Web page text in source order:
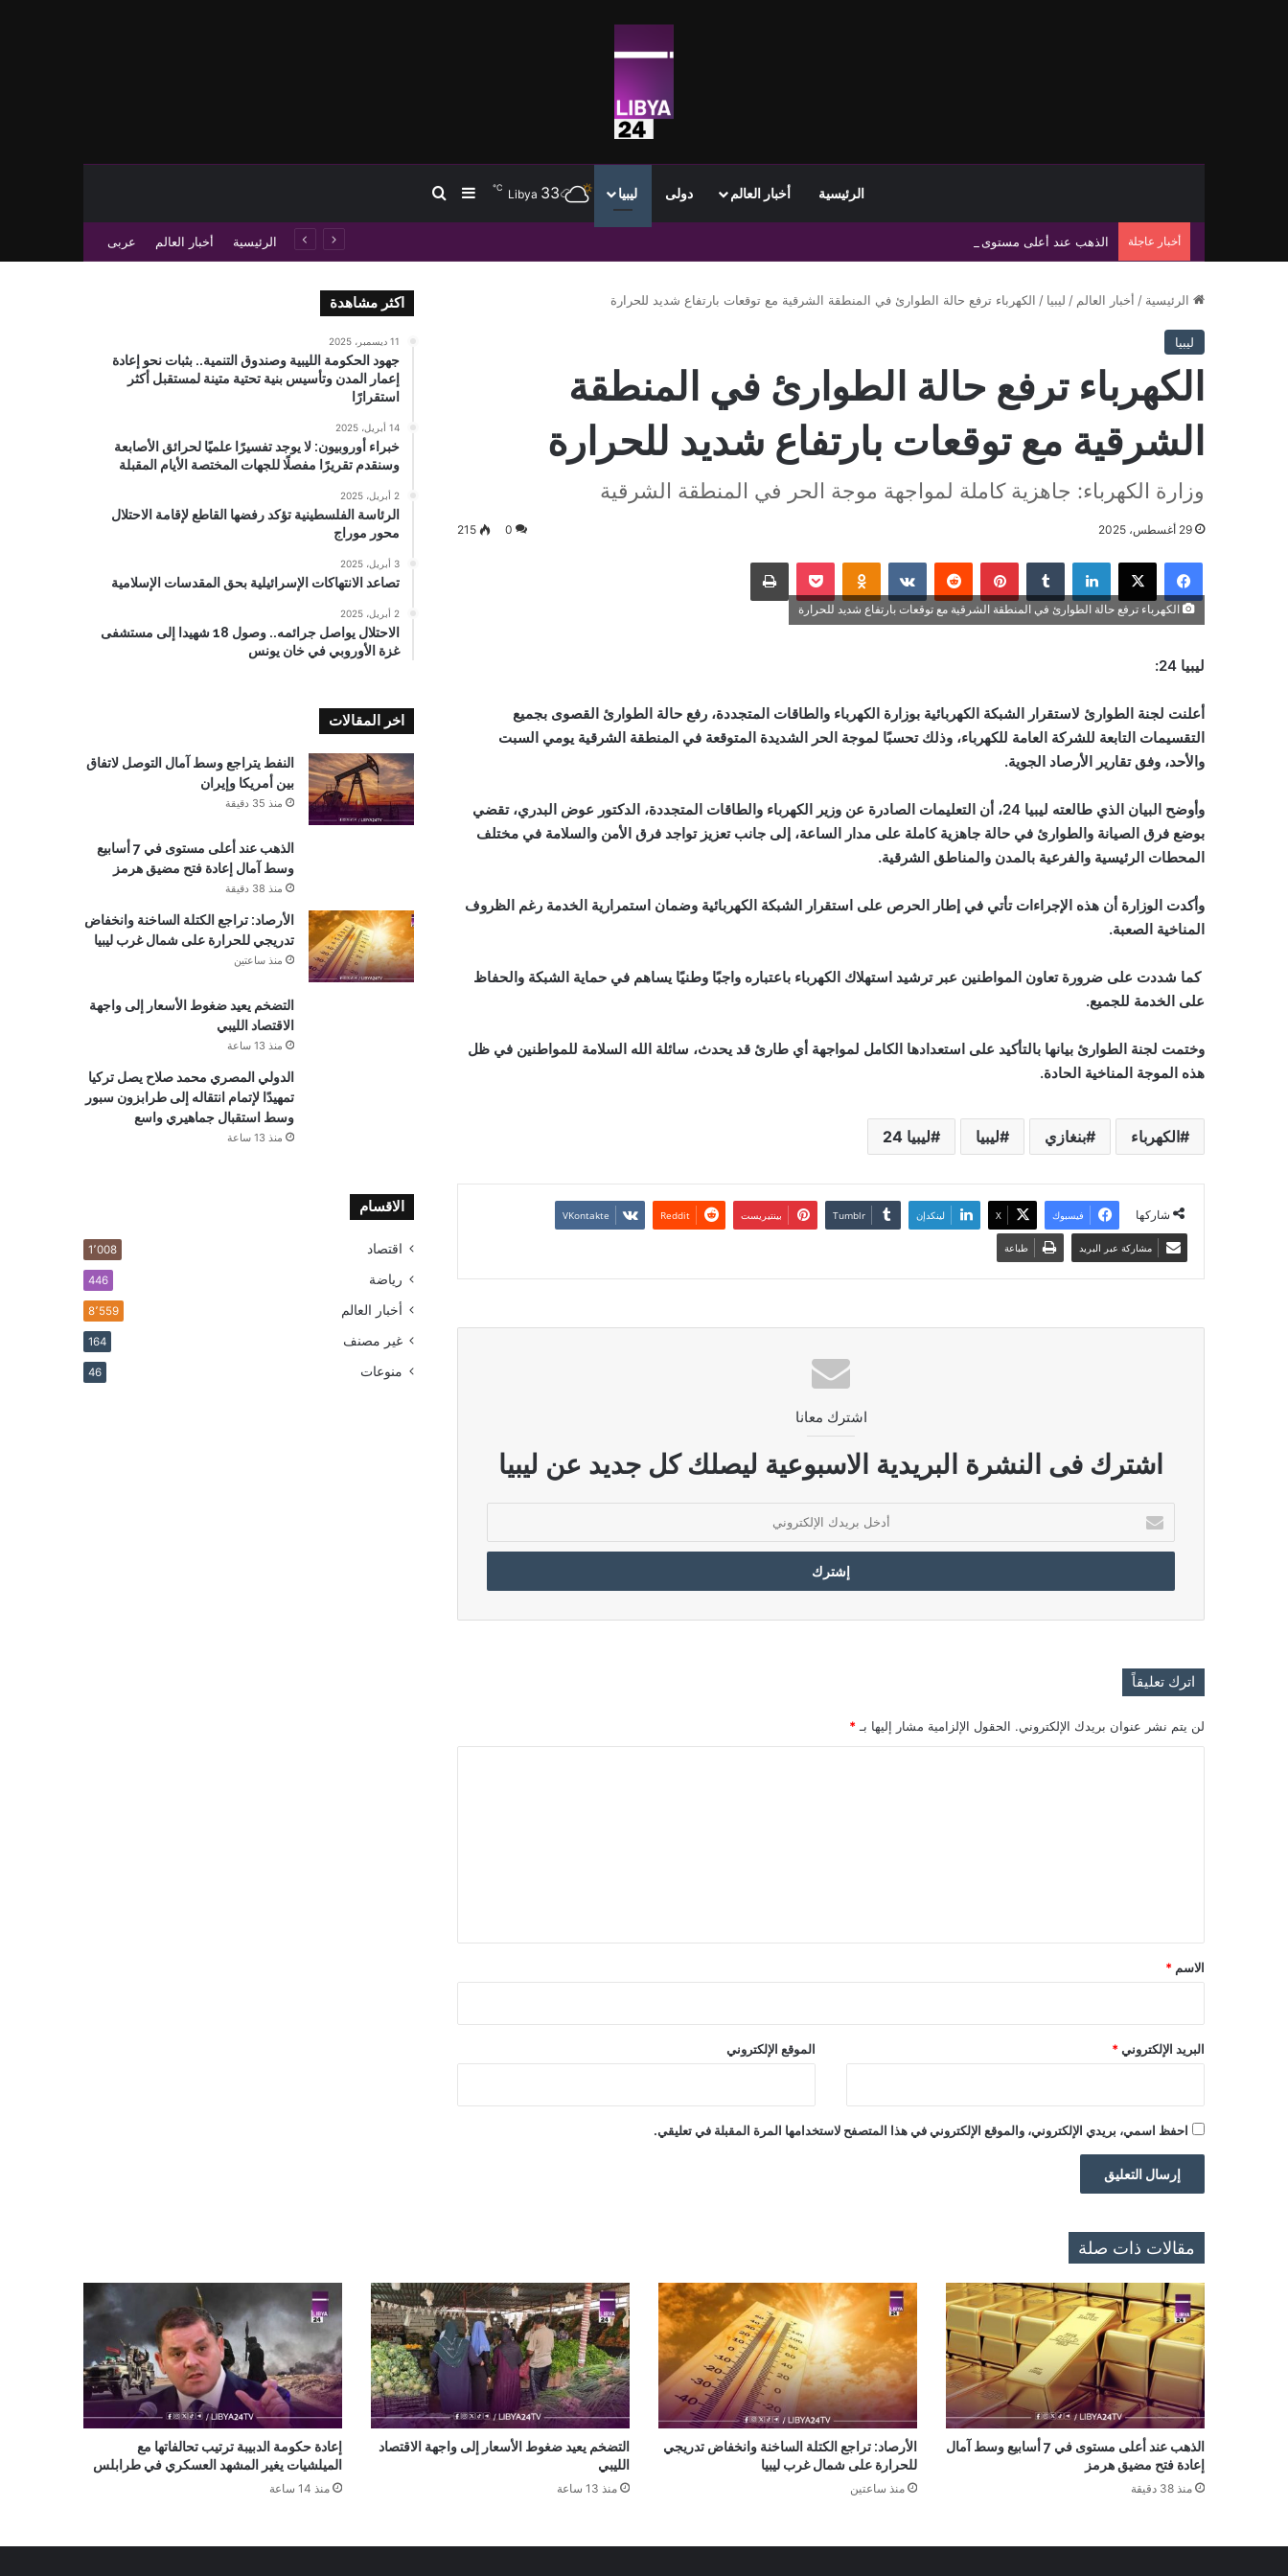
الرئيسية أخبار العالم دولى ليبيا Libya 33
℃ إضافة عمود جانبي
بحث عن
أخبار عاجلة الذهب عند أعلى مستوى في 7 أسابيع وسط آمال إعادة فتح مضيق هرمز الرئيسية أخبار العالم عربى
الرئيسية / أخبار العالم / ليبيا / الكهرباء ترفع حالة الطوارئ في المنطقة الشرقية مع توقعات بارتفاع شديد للحرارة
ليبيا
الكهرباء ترفع حالة الطوارئ في المنطقة
الشرقية مع توقعات بارتفاع شديد للحرارة
وزارة الكهرباء: جاهزية كاملة لمواجهة موجة الحر في المنطقة الشرقية
29 أغسطس، 2025 0
215
فيسبوك ‫X لينكدإن بينتيريست Odnoklassniki
‫Pocket طباعة
الكهرباء ترفع حالة الطوارئ في المنطقة الشرقية مع توقعات بارتفاع شديد للحرارة
ليبيا 24:
أعلنت لجنة الطوارئ لاستقرار الشبكة الكهربائية بوزارة الكهرباء والطاقات المتجددة، رفع حالة الطوارئ القصوى بجميع
التقسيمات التابعة للشركة العامة للكهرباء، وذلك تحسبًا لموجة الحر الشديدة المتوقعة في المنطقة الشرقية يومي السبت
والأحد، وفق تقارير الأرصاد الجوية.
وأوضح البيان الذي طالعته ليبيا 24، أن التعليمات الصادرة عن وزير الكهرباء والطاقات المتجددة، الدكتور عوض البدري، تقضي
بوضع فرق الصيانة والطوارئ في حالة جاهزية كاملة على مدار الساعة، إلى جانب تعزيز تواجد فرق الأمن والسلامة في مختلف
المحطات الرئيسية والفرعية بالمدن والمناطق الشرقية.
وأكدت الوزارة أن هذه الإجراءات تأتي في إطار الحرص على استقرار الشبكة الكهربائية وضمان استمرارية الخدمة رغم الظروف
المناخية الصعبة.
كما شددت على ضرورة تعاون المواطنين عبر ترشيد استهلاك الكهرباء باعتباره واجبًا وطنيًا يساهم في حماية الشبكة والحفاظ
على الخدمة للجميع.
وختمت لجنة الطوارئ بيانها بالتأكيد على استعدادها الكامل لمواجهة أي طارئ قد يحدث، سائلة الله السلامة للمواطنين في ظل
هذه الموجة المناخية الحادة.
الكهرباء بنغازي ليبيا ليبيا 24
شاركها فيسبوك ‫X لينكدإن بينتيريست
مشاركة عبر البريد طباعة
اشترك معانا
اشترك فى النشرة البريدية الاسبوعية ليصلك كل جديد عن ليبيا
بريدك
الإلكتروني
اترك تعليقاً
لن يتم نشر عنوان بريدك الإلكتروني. الحقول الإلزامية مشار إليها بـ *
*
الاسم *
البريد الإلكتروني * الموقع الإلكتروني
احفظ اسمي، بريدي الإلكتروني، والموقع الإلكتروني في هذا المتصفح لاستخدامها المرة المقبلة في تعليقي.
اكثر مشاهدة
11 ديسمبر، 2025
جهود الحكومة الليبية وصندوق التنمية.. بثبات نحو إعادة
إعمار المدن وتأسيس بنية تحتية متينة لمستقبل أكثر
استقرارًا
14 أبريل، 2025
خبراء أوروبيون: لا يوجد تفسيرًا علميًا لحرائق الأصابعة
وسنقدم تقريرًا مفصلًا للجهات المختصة الأيام المقبلة
2 أبريل، 2025
الرئاسة الفلسطينية تؤكد رفضها القاطع لإقامة الاحتلال
محور موراج
3 أبريل، 2025
تصاعد الانتهاكات الإسرائيلية بحق المقدسات الإسلامية
2 أبريل، 2025
الاحتلال يواصل جرائمه.. وصول 18 شهيدا إلى مستشفى
غزة الأوروبي في خان يونس
اخر المقالات
النفط يتراجع وسط آمال التوصل لاتفاق
بين أمريكا وإيران
منذ 35 دقيقة
الذهب عند أعلى مستوى في 7 أسابيع
وسط آمال إعادة فتح مضيق هرمز
منذ 38 دقيقة
الأرصاد: تراجع الكتلة الساخنة وانخفاض
تدريجي للحرارة على شمال غرب ليبيا
منذ ساعتين
التضخم يعيد ضغوط الأسعار إلى واجهة
الاقتصاد الليبي
منذ 13 ساعة
الدولي المصري محمد صلاح يصل تركيا
تمهيدًا لإتمام انتقاله إلى طرابزون سبور
وسط استقبال جماهيري واسع
منذ 13 ساعة
الاقسام
اقتصاد 1٬008
رياضة 446
أخبار العالم 8٬559
غير مصنف 164
منوعات 46
مقالات ذات صلة
الذهب عند أعلى مستوى في 7 أسابيع وسط آمال
إعادة فتح مضيق هرمز
منذ 38 دقيقة
الأرصاد: تراجع الكتلة الساخنة وانخفاض تدريجي
للحرارة على شمال غرب ليبيا
منذ ساعتين
التضخم يعيد ضغوط الأسعار إلى واجهة الاقتصاد
الليبي
منذ 13 ساعة
إعادة حكومة الدبيبة ترتيب تحالفاتها مع
الميلشيات يغير المشهد العسكري في طرابلس
منذ 14 ساعة